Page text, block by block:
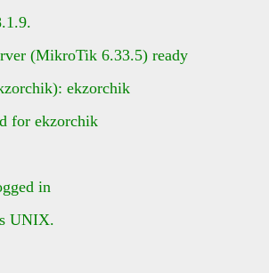
(MikroTik 6.33.5) ready
ekzorchik
for ekzorchik
in
UNIX.